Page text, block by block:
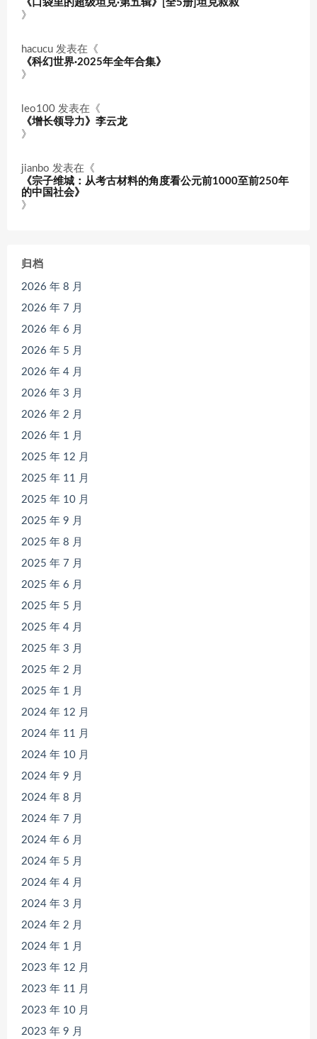
《口袋里的超级坦克·第五辑》[全5册]坦克叔叔
》
hacucu 发表在《
《科幻世界·2025年全年合集》
》
leo100 发表在《
《增长领导力》李云龙
》
jianbo 发表在《
《宗子维城：从考古材料的角度看公元前1000至前250年
的中国社会》
》
归档
2026 年 8 月
2026 年 7 月
2026 年 6 月
2026 年 5 月
2026 年 4 月
2026 年 3 月
2026 年 2 月
2026 年 1 月
2025 年 12 月
2025 年 11 月
2025 年 10 月
2025 年 9 月
2025 年 8 月
2025 年 7 月
2025 年 6 月
2025 年 5 月
2025 年 4 月
2025 年 3 月
2025 年 2 月
2025 年 1 月
2024 年 12 月
2024 年 11 月
2024 年 10 月
2024 年 9 月
2024 年 8 月
2024 年 7 月
2024 年 6 月
2024 年 5 月
2024 年 4 月
2024 年 3 月
2024 年 2 月
2024 年 1 月
2023 年 12 月
2023 年 11 月
2023 年 10 月
2023 年 9 月